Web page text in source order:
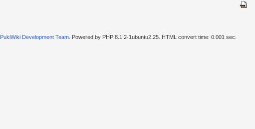
PukiWiki Development Team. Powered by PHP 8.1.2-1ubuntu2.25. HTML convert time: 0.001 sec.